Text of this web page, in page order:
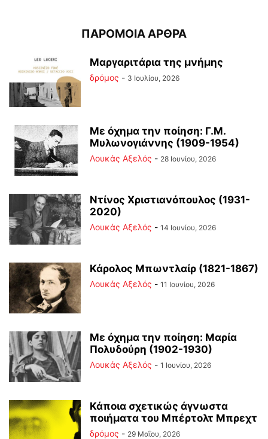
ΠΑΡΟΜΟΙΑ ΑΡΘΡΑ
Μαργαριτάρια της μνήμης
δρόμος - 3 Ιουλίου, 2026
Με όχημα την ποίηση: Γ.Μ.
Μυλωνογιάννης (1909-1954)
Λουκάς Αξελός - 28 Ιουνίου, 2026
Ντίνος Χριστιανόπουλος (1931-
2020)
Λουκάς Αξελός - 14 Ιουνίου, 2026
Κάρολος Μπωντλαίρ (1821-1867)
Λουκάς Αξελός - 11 Ιουνίου, 2026
Με όχημα την ποίηση: Μαρία
Πολυδούρη (1902-1930)
Λουκάς Αξελός - 1 Ιουνίου, 2026
Κάποια σχετικώς άγνωστα
ποιήματα του Μπέρτολτ Μπρεχτ
δρόμος - 29 Μαΐου, 2026